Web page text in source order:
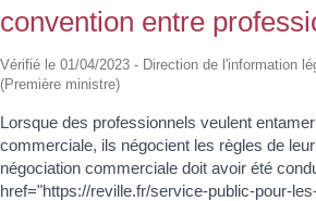
convention entre
Vérifié le 01/04/2023 - Direction de l'information
(Première ministre)
Lorsque des professionnels veulent
commerciale, ils négocient les règles de
négociation commerciale doit avoir été
href="https://reville.fr/service-public-pour-